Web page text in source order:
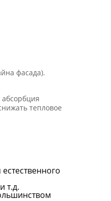
фасада).
тепловое
т.д.